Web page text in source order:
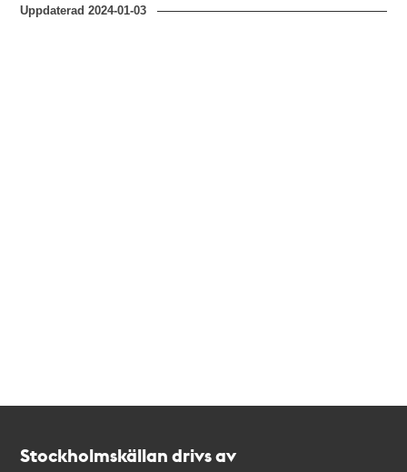
Uppdaterad2024-01-03
Stockholmskällan drivs av